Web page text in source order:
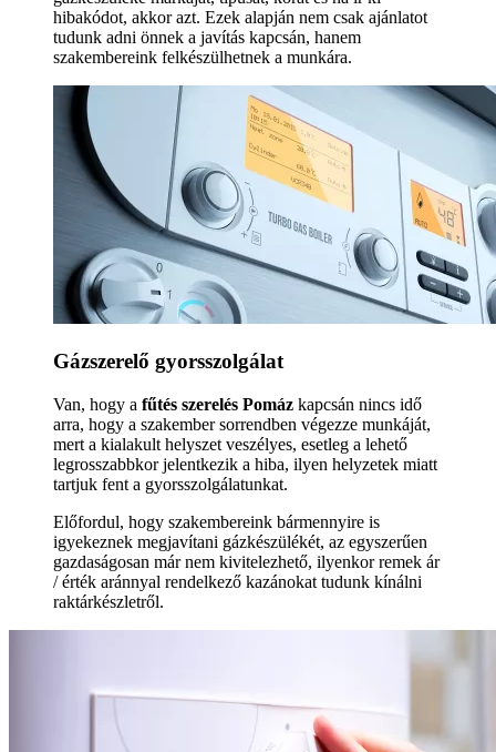
hibakódot, akkor azt. Ezek alapján nem csak ajánlatot
tudunk adni önnek a javítás kapcsán, hanem
szakembereink felkészülhetnek a munkára.
Gázszerelő gyorsszolgálat
Van, hogy a fűtés szerelés Pomáz kapcsán nincs idő
arra, hogy a szakember sorrendben végezze munkáját,
mert a kialakult helyszet veszélyes, esetleg a lehető
legrosszabbkor jelentkezik a hiba, ilyen helyzetek miatt
tartjuk fent a gyorsszolgálatunkat.
Előfordul, hogy szakembereink bármennyire is
igyekeznek megjavítani gázkészülékét, az egyszerűen
gazdaságosan már nem kivitelezhető, ilyenkor remek ár
/ érték aránnyal rendelkező kazánokat tudunk kínálni
raktárkészletről.